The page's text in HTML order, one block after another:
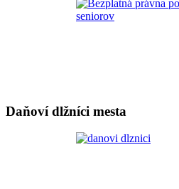
Daňoví dlžníci mesta